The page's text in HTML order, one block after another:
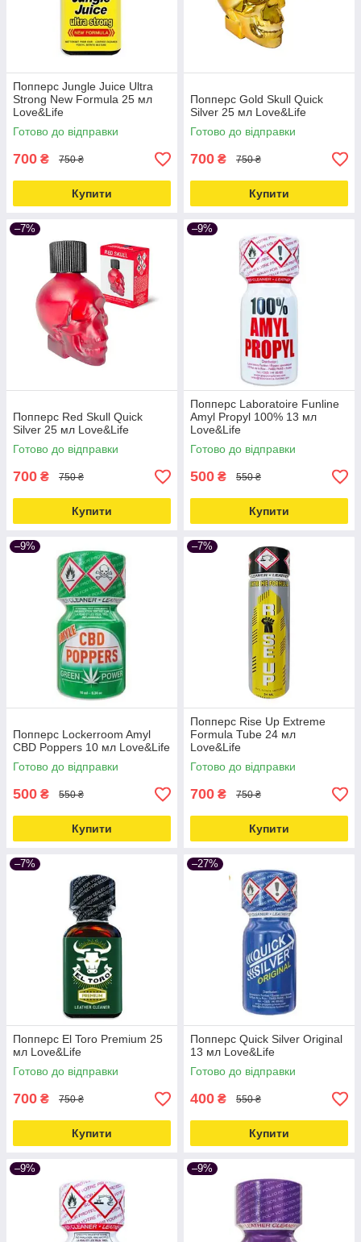
Попперс Jungle Juice Ultra
Strong New Formula 25 мл
Love&Life
Готово до відправки
700 ₴ 750 ₴
Купити
Попперс Gold Skull Quick
Silver 25 мл Love&Life
Готово до відправки
700 ₴ 750 ₴
Купити
–7%
Попперс Red Skull Quick
Silver 25 мл Love&Life
Готово до відправки
700 ₴ 750 ₴
Купити
–9%
Попперс Laboratoire Funline
Amyl Propyl 100% 13 мл
Love&Life
Готово до відправки
500 ₴ 550 ₴
Купити
–9%
Попперс Lockerroom Amyl
CBD Poppers 10 мл Love&Life
Готово до відправки
500 ₴ 550 ₴
Купити
–7%
Попперс Rise Up Extreme
Formula Tube 24 мл
Love&Life
Готово до відправки
700 ₴ 750 ₴
Купити
–7%
Попперс El Toro Premium 25
мл Love&Life
Готово до відправки
700 ₴ 750 ₴
Купити
–27%
Попперс Quick Silver Original
13 мл Love&Life
Готово до відправки
400 ₴ 550 ₴
Купити
–9% –9%